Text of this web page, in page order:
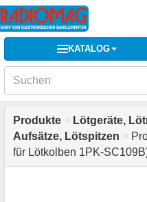
KATALOG
Produkte > Lötgeräte,
Aufsätze, Lötspitzen >
für Lötkolben 1PK-